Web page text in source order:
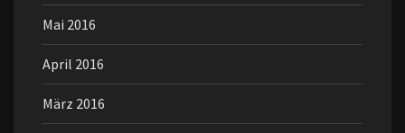
Mai 2016
April 2016
März 2016